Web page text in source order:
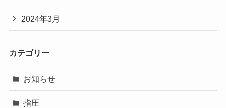
2024年3月
カテゴリー
お知らせ
指圧